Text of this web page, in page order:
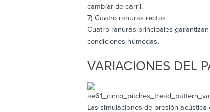
cambiar de carril.
7) Cuatro ranuras rectas
Cuatro ranuras principales
condiciones húmedas.
VARIACIONES DEL
Las simulaciones de presión